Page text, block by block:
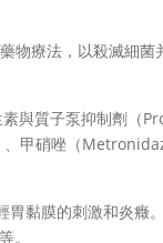
療法，以殺滅細菌
與質子泵抑制劑（
甲硝唑（
黏膜的刺激和炎癥
。